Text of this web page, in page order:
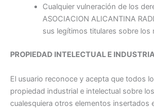
Cualquier vulneración de los
ASOCIACION ALICANTINA
sus legítimos titulares sobre los
PROPIEDAD INTELECTUAL E
El usuario reconoce y acepta que todos
propiedad industrial e intelectual sobre
cualesquiera otros elementos insertados